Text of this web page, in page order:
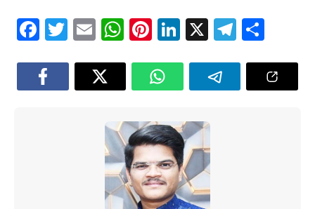
Fa
ce
b
o
T
wi
tt
er
E
m
ail
W
h
at
sA
p
p
Pi
nt
er
es
t
Li
nk
e
dI
n
X Te
le
gr
a
e